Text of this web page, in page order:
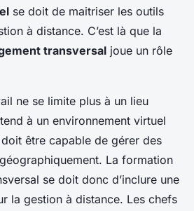
se doit de maitriser les outils
à distance. C’est là que la
transversal joue un rôle
ne se limite plus à un lieu
à un environnement virtuel
être capable de gérer des
La formation
se doit donc d’inclure une
la gestion à distance. Les chefs